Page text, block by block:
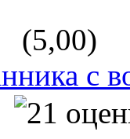
(5,00)
с